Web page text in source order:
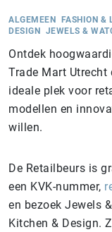
ALGEMEEN FASHION &
DESIGN
JEWELS &
Ontdek
Trade Mart Utrecht
ideale plek voor
modellen en
willen.
De Retailbeurs is
een KVK-nummer,
en bezoek Jewels
Kitchen & Design.